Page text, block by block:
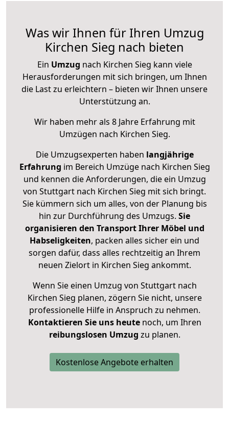
Was wir Ihnen für Ihren Umzug
Kirchen Sieg nach bieten
Ein Umzug nach Kirchen Sieg kann viele
Herausforderungen mit sich bringen, um Ihnen
die Last zu erleichtern – bieten wir Ihnen unsere
Unterstützung an.
Wir haben mehr als 8 Jahre Erfahrung mit
Umzügen nach Kirchen Sieg.
Die Umzugsexperten haben langjährige
Erfahrung im Bereich Umzüge nach Kirchen Sieg
und kennen die Anforderungen, die ein Umzug
von Stuttgart nach Kirchen Sieg mit sich bringt.
Sie kümmern sich um alles, von der Planung bis
hin zur Durchführung des Umzugs. Sie
organisieren den Transport Ihrer Möbel und
Habseligkeiten, packen alles sicher ein und
sorgen dafür, dass alles rechtzeitig an Ihrem
neuen Zielort in Kirchen Sieg ankommt.
Wenn Sie einen Umzug von Stuttgart nach
Kirchen Sieg planen, zögern Sie nicht, unsere
professionelle Hilfe in Anspruch zu nehmen.
Kontaktieren Sie uns heutenoch, um Ihren
reibungslosen Umzug zu planen.
Kostenlose Angebote erhalten